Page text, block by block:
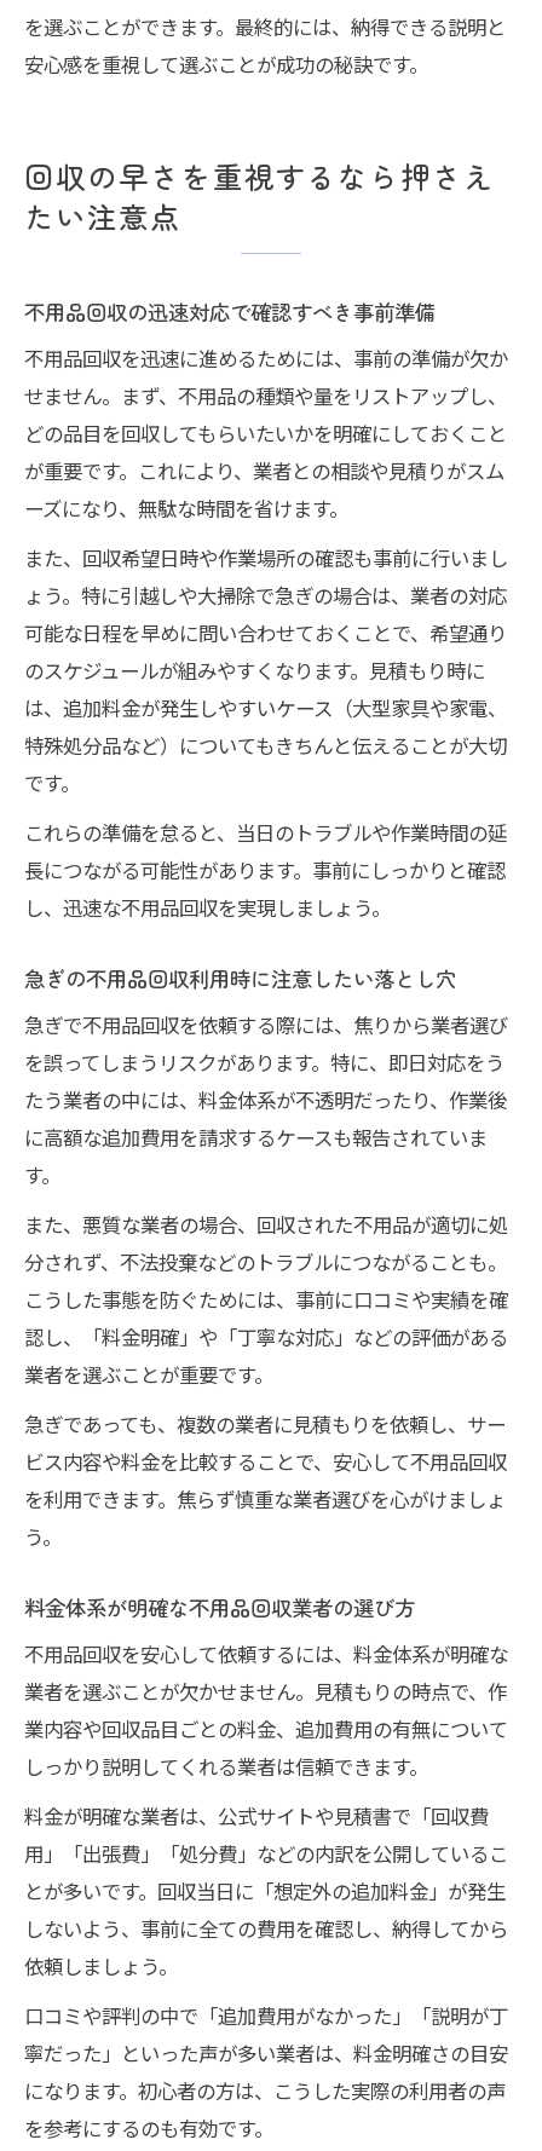
を選ぶことができます。最終的には、納得できる説明と
安心感を重視して選ぶことが成功の秘訣です。
回収の早さを重視するなら押さえ
たい注意点
不用品回収の迅速対応で確認すべき事前準備
不用品回収を迅速に進めるためには、事前の準備が欠か
せません。まず、不用品の種類や量をリストアップし、
どの品目を回収してもらいたいかを明確にしておくこと
が重要です。これにより、業者との相談や見積りがスム
ーズになり、無駄な時間を省けます。
また、回収希望日時や作業場所の確認も事前に行いまし
ょう。特に引越しや大掃除で急ぎの場合は、業者の対応
可能な日程を早めに問い合わせておくことで、希望通り
のスケジュールが組みやすくなります。見積もり時に
は、追加料金が発生しやすいケース（大型家具や家電、
特殊処分品など）についてもきちんと伝えることが大切
です。
これらの準備を怠ると、当日のトラブルや作業時間の延
長につながる可能性があります。事前にしっかりと確認
し、迅速な不用品回収を実現しましょう。
急ぎの不用品回収利用時に注意したい落とし穴
急ぎで不用品回収を依頼する際には、焦りから業者選び
を誤ってしまうリスクがあります。特に、即日対応をう
たう業者の中には、料金体系が不透明だったり、作業後
に高額な追加費用を請求するケースも報告されていま
す。
また、悪質な業者の場合、回収された不用品が適切に処
分されず、不法投棄などのトラブルにつながることも。
こうした事態を防ぐためには、事前に口コミや実績を確
認し、「料金明確」や「丁寧な対応」などの評価がある
業者を選ぶことが重要です。
急ぎであっても、複数の業者に見積もりを依頼し、サー
ビス内容や料金を比較することで、安心して不用品回収
を利用できます。焦らず慎重な業者選びを心がけましょ
う。
料金体系が明確な不用品回収業者の選び方
不用品回収を安心して依頼するには、料金体系が明確な
業者を選ぶことが欠かせません。見積もりの時点で、作
業内容や回収品目ごとの料金、追加費用の有無について
しっかり説明してくれる業者は信頼できます。
料金が明確な業者は、公式サイトや見積書で「回収費
用」「出張費」「処分費」などの内訳を公開しているこ
とが多いです。回収当日に「想定外の追加料金」が発生
しないよう、事前に全ての費用を確認し、納得してから
依頼しましょう。
口コミや評判の中で「追加費用がなかった」「説明が丁
寧だった」といった声が多い業者は、料金明確さの目安
になります。初心者の方は、こうした実際の利用者の声
を参考にするのも有効です。